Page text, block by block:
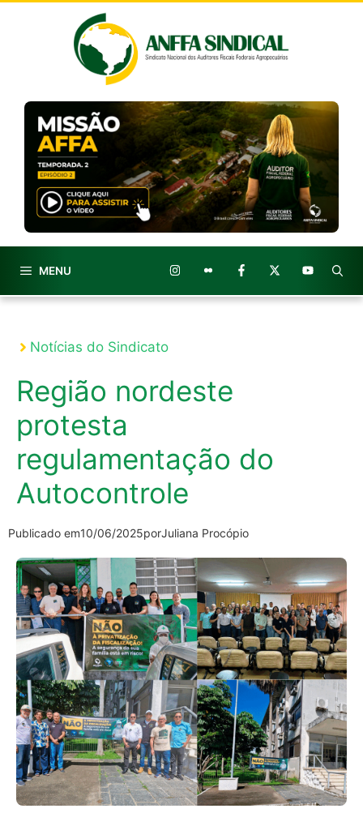
MENU
Notícias do Sindicato
Região nordeste
protesta
regulamentação do
Autocontrole
Publicado em10/06/2025porJuliana Procópio